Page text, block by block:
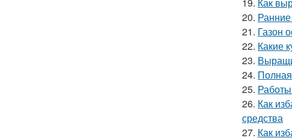
20.
21. Газон
22. Какие
23.
24.
25.
26. Как
средства
27. Как